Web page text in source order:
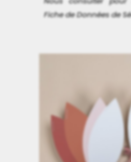
Fiche de Données de